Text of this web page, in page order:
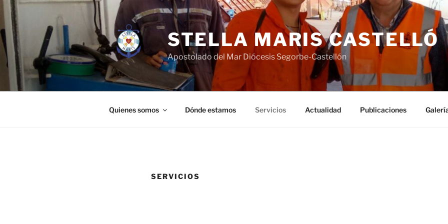
Saltar
al
contenido
STELLA MARIS CASTELLÓ
Apostolado del Mar Diócesis Segorbe-Castellón
Quienes somos Dónde estamos Servicios Actualidad Publicaciones
SERVICIOS